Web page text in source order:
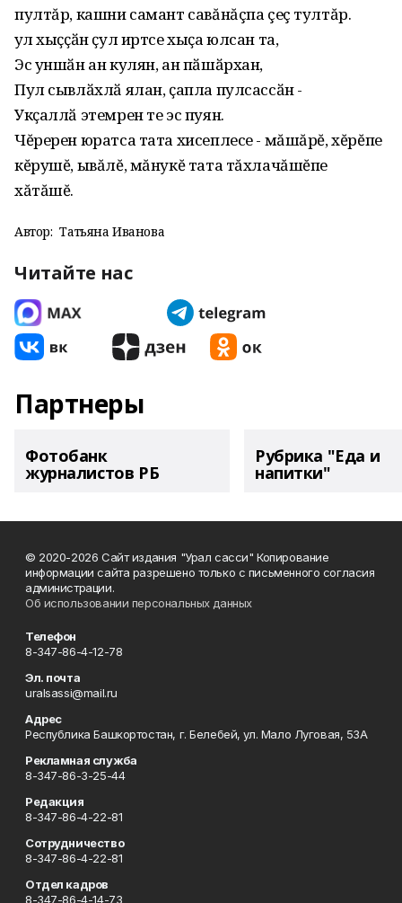
пултăр, кашни самант савăнăçпа çеç тултăр.
Ҫул хыҫҫӑн ҫул иртсе хыҫа юлсан та,
Эс уншӑн ан кулян, ан пӑшӑрхан,
Пул сывлӑхлӑ ялан, ҫапла пулсассӑн -
Укҫаллӑ этемрен те эс пуян.
Чĕререн юратса тата хисеплесе - мăшăрĕ, хĕрĕпе
кĕрушĕ, ывăлĕ, мăнукĕ тата тăхлачăшĕпе
хăтăшĕ.
Автор: Татьяна Иванова
Читайте нас
Партнеры
Фотобанк
журналистов РБ
Рубрика "Еда и
напитки"
© 2020-2026 Сайт издания "Урал сасси" Копирование
информации сайта разрешено только с письменного согласия
администрации.
Об использовании персональных данных
Телефон
8-347-86-4-12-78
Эл. почта
uralsassi@mail.ru
Адрес
Республика Башкортостан, г. Белебей, ул. Мало Луговая, 53А
Рекламная служба
8-347-86-3-25-44
Редакция
8-347-86-4-22-81
Сотрудничество
8-347-86-4-22-81
Отдел кадров
8-347-86-4-14-73